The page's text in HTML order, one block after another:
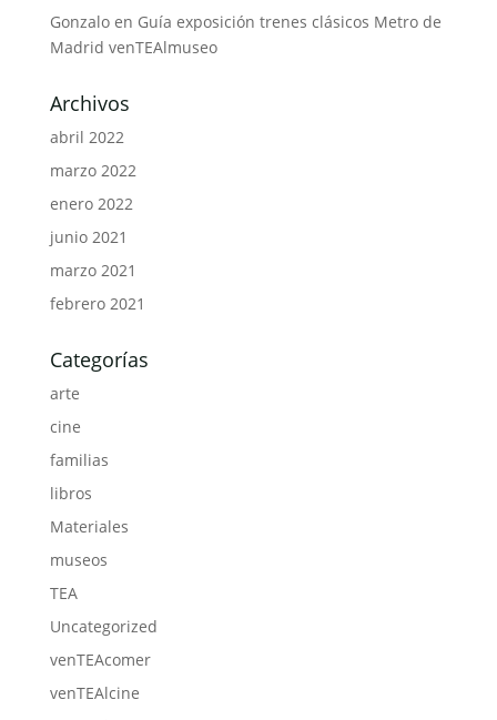
Gonzaloen Guía exposición trenes clásicos Metro de
Madrid venTEAlmuseo
Archivos
abril 2022
marzo 2022
enero 2022
junio 2021
marzo 2021
febrero 2021
Categorías
arte
cine
familias
libros
Materiales
museos
TEA
Uncategorized
venTEAcomer
venTEAlcine